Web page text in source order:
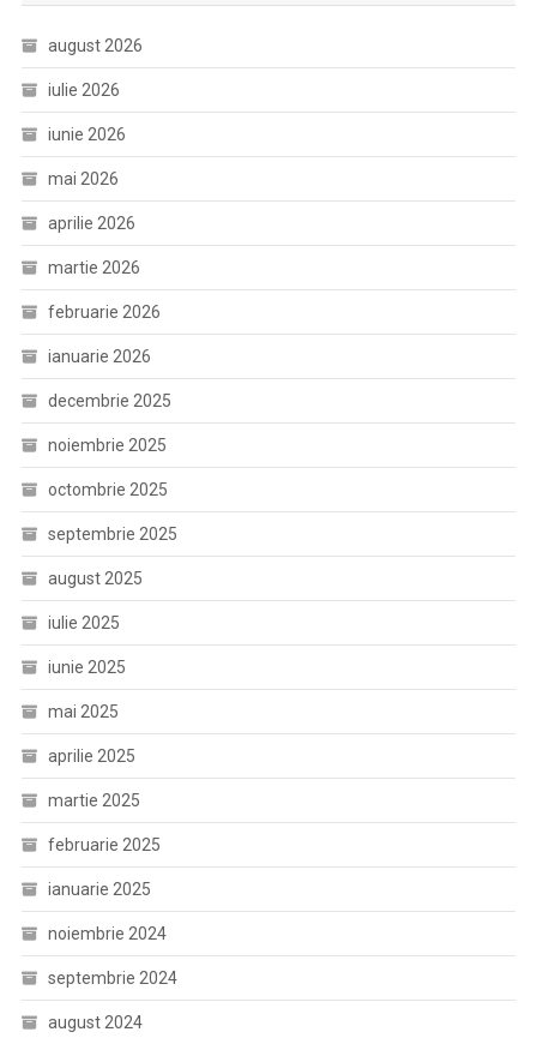
august 2026
iulie 2026
iunie 2026
mai 2026
aprilie 2026
martie 2026
februarie 2026
ianuarie 2026
decembrie 2025
noiembrie 2025
octombrie 2025
septembrie 2025
august 2025
iulie 2025
iunie 2025
mai 2025
aprilie 2025
martie 2025
februarie 2025
ianuarie 2025
noiembrie 2024
septembrie 2024
august 2024